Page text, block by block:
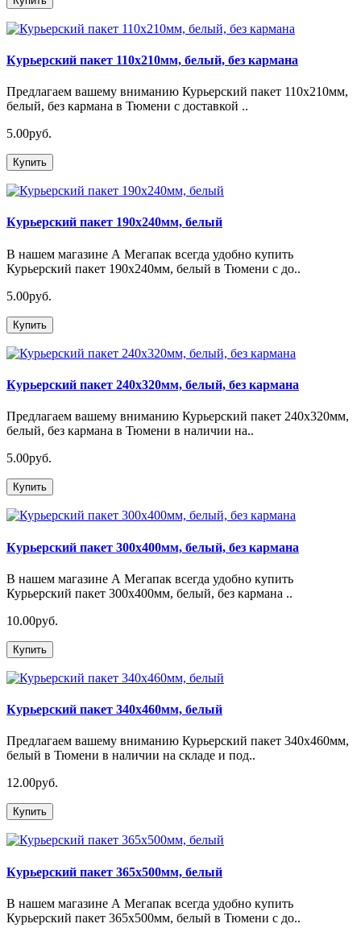
Курьерский пакет 110х210мм, белый, без кармана
Предлагаем вашему вниманию Курьерский пакет 110х210мм,
белый, без кармана в Тюмени с доставкой ..
5.00руб.
Купить
Курьерский пакет 190х240мм, белый
В нашем магазине А Мегапак всегда удобно купить
Курьерский пакет 190х240мм, белый в Тюмени с до..
5.00руб.
Купить
Курьерский пакет 240х320мм, белый, без кармана
Предлагаем вашему вниманию Курьерский пакет 240х320мм,
белый, без кармана в Тюмени в наличии на..
5.00руб.
Купить
Курьерский пакет 300х400мм, белый, без кармана
В нашем магазине А Мегапак всегда удобно купить
Курьерский пакет 300х400мм, белый, без кармана ..
10.00руб.
Купить
Курьерский пакет 340х460мм, белый
Предлагаем вашему вниманию Курьерский пакет 340х460мм,
белый в Тюмени в наличии на складе и под..
12.00руб.
Купить
Курьерский пакет 365х500мм, белый
В нашем магазине А Мегапак всегда удобно купить
Курьерский пакет 365х500мм, белый в Тюмени с до..